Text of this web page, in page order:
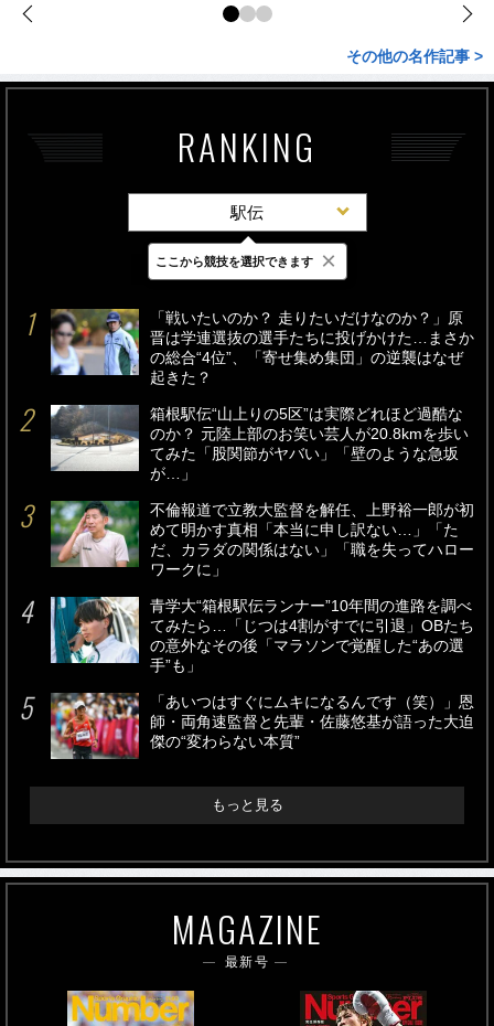
その他の名作記事 >
RANKING
駅伝
最新 24時間 週間
「戦いたいのか？ 走りたいだけなのか？」原
晋は学連選抜の選手たちに投げかけた…まさか
の総合“4位”、「寄せ集め集団」の逆襲はなぜ
起きた？
箱根駅伝“山上りの5区”は実際どれほど過酷な
のか？ 元陸上部のお笑い芸人が20.8kmを歩い
てみた「股関節がヤバい」「壁のような急坂
が…」
不倫報道で立教大監督を解任、上野裕一郎が初
めて明かす真相「本当に申し訳ない…」「た
だ、カラダの関係はない」「職を失ってハロー
ワークに」
青学大“箱根駅伝ランナー”10年間の進路を調べ
てみたら…「じつは4割がすでに引退」OBたち
の意外なその後「マラソンで覚醒した“あの選
手”も」
「あいつはすぐにムキになるんです（笑）」恩
師・両角速監督と先輩・佐藤悠基が語った大迫
傑の“変わらない本質”
もっと見る
MAGAZINE
最新号
ここから競技を選択できます ×